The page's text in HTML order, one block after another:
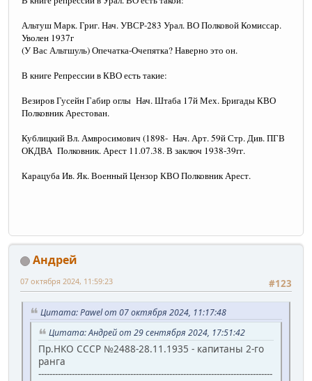
Альтуш Марк. Григ. Нач. УВСР-283 Урал. ВО Полковой Комиссар.
Уволен 1937г
(У Вас Альтшуль) Опечатка-Очепятка? Наверно это он.
В книге Репрессии в КВО есть такие:
Везиров Гусейн Габир оглы Нач. Штаба 17й Мех. Бригады КВО
Полковник Арестован.
Кублицкий Вл. Амвросимович (1898- Нач. Арт. 59й Стр. Див. ПГВ
ОКДВА Полковник. Арест 11.07.38. В заключ 1938-39гг.
Карацуба Ив. Як. Военный Цензор КВО Полковник Арест.
Андрей
#123
07 октября 2024, 11:59:23
Цитата: Pawel от 07 октября 2024, 11:17:48
Цитата: Андрей от 29 сентября 2024, 17:51:42
Пр.НКО СССР №2488-28.11.1935 - капитаны 2-го
ранга
------------------------------------------------------------------------------------